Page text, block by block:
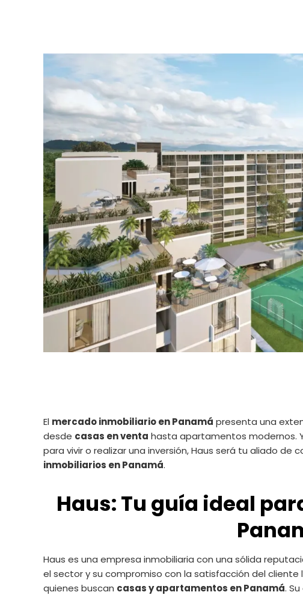
El mercado inmobiliario en Panamá presenta una
desde casas en venta hasta apartamentos modernos.
para vivir o realizar una inversión, Haus será tu aliado de
inmobiliarios en Panamá.
Haus: Tu guía ideal
Haus es una empresa inmobiliaria con una sólida
el sector y su compromiso con la satisfacción del
quienes buscan casas y apartamentos en Panamá.